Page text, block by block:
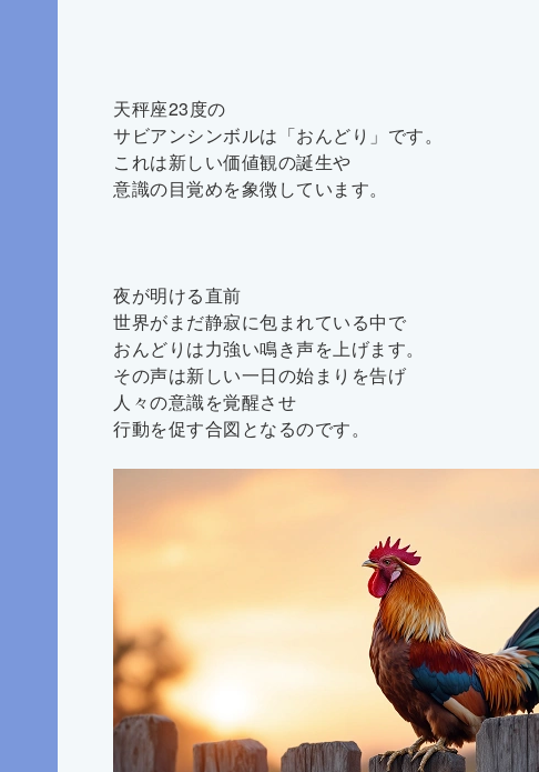
天秤座23度の
サビアンシンボルは「おんどり」です。
これは新しい価値観の誕生や
意識の目覚めを象徴しています。
夜が明ける直前
世界がまだ静寂に包まれている中で
おんどりは力強い鳴き声を上げます。
その声は新しい一日の始まりを告げ
人々の意識を覚醒させ
行動を促す合図となるのです。